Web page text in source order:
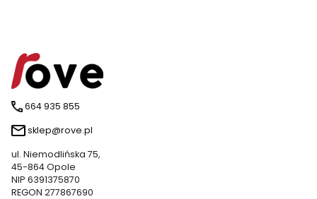
664 935 855
sklep@rove.pl
ul. Niemodlińska 75,
45-864 Opole
NIP 6391375870
REGON 277867690